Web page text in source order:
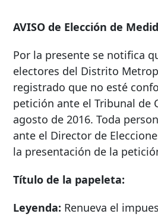
AVISO de Elección de
Por la presente se notifica
electores del Distrito
registrado que no esté
petición ante el Tribunal de
agosto de 2016. Toda
ante el Director de
la presentación de la
Título de la papeleta:
Leyenda: Renueva el